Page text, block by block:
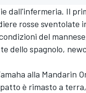
dall'infermeria. Il
rosse sventolate
del
dello spagnolo,
alla Mandarin
è rimasto a